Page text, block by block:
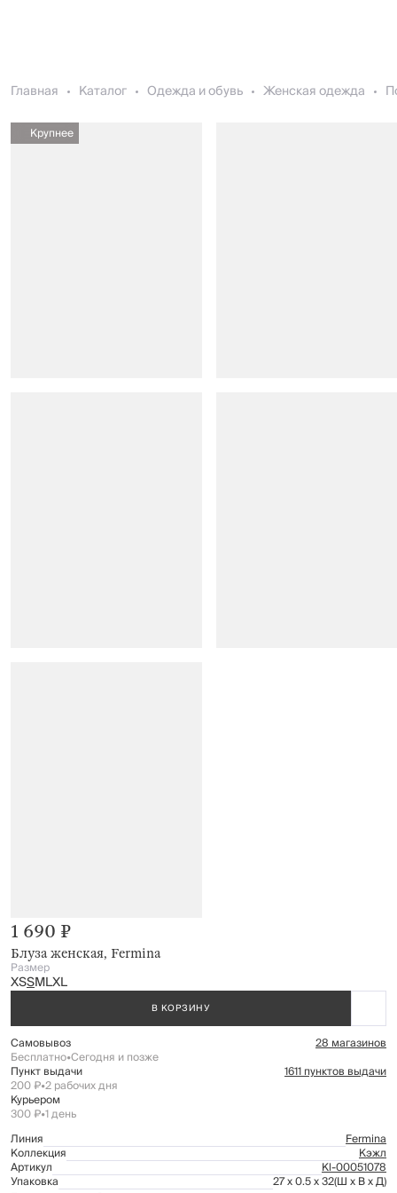
Главная Каталог Одежда и обувь Женская одежда
Крупнее
Блуза женская, Fermina
1 690 ₽
Размер
XSSMLXL
В КОРЗИНУ
Самовывоз 28 магазинов
Бесплатно•Сегодня и позже
Пункт выдачи 1611 пунктов выдачи
200 ₽•2 рабочих дня
Курьером
300 ₽•1 день
Линия
Fermina
Коллекция Кэжл
Артикул Kl-00051078
Упаковка 27 x 0.5 x 32(Ш x В x Д)